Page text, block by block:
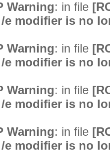
Warning: in file
e modifier is no
Warning: in file
e modifier is no
Warning: in file
e modifier is no
Warning: in file
e modifier is no